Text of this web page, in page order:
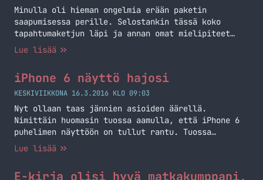
Minulla oli hieman ongelmia erään paketin
saapumisessa perille. Selostankin tässä koko
tapahtumaketjun läpi ja annan omat mielipiteet
tästä tapauksesta.
Lue lisää
iPhone 6 näyttö hajosi
KESKIVIIKKONA 16.3.2016 KLO 09:03
Nyt ollaan taas jännien asioiden äärellä.
Nimittäin huomasin tuossa aamulla, että iPhone 6
puhelimen näyttöön on tullut rantu. Tuossa
oikealla onkin kuva tuosta rannusta. Eilen illalla
Lue lisää
E-kirja olisi hyvä matkakumppani,